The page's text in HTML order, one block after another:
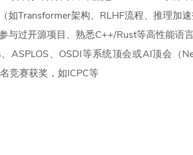
如Transformer架构、RLHF流程、推理加速
与过开源项目、熟悉C++/Rust等高性能语言
ASPLOS、OSDI等系统顶会或AI顶会（
竞赛获奖，如ICPC等